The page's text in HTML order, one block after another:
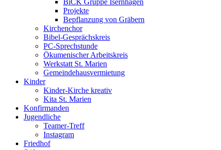
BiCK Gruppe Isernhagen
Projekte
Bepflanzung von Gräbern
Kirchenchor
Bibel-Gesprächskreis
PC-Sprechstunde
Ökumenischer Arbeitskreis
Werkstatt St. Marien
Gemeindehausvermietung
Kinder
Kinder-Kirche kreativ
Kita St. Marien
Konfirmanden
Jugendliche
Teamer-Treff
Instagram
Friedhof